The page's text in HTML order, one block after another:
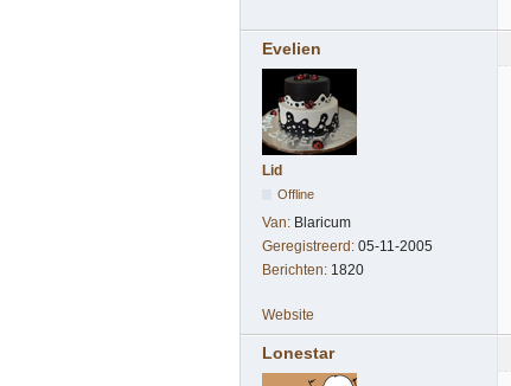
Evelien
Lid
Offline
Van: Blaricum
Geregistreerd: 05-11-2005
Berichten: 1820
Website
Lonestar